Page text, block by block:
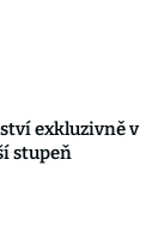
exkluzivně v
stupeň